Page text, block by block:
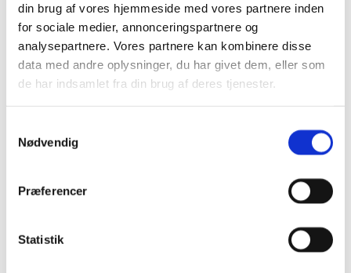
din brug af vores hjemmeside med vores partnere inden
for sociale medier, annonceringspartnere og
analysepartnere. Vores partnere kan kombinere disse
data med andre oplysninger, du har givet dem, eller som
de har indsamlet fra din brug af deres tjenester.
Nødvendig
Præferencer
Statistik
Google kalender
iCalendar
Outlook 365
Detaljer
15/11/2024
12:00 - 15:30